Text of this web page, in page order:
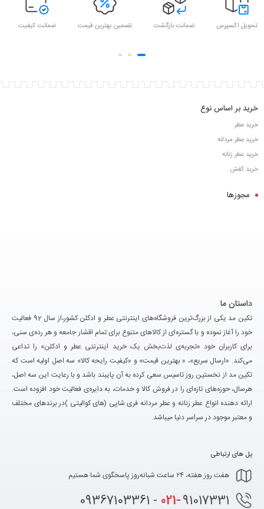
تحویل اکسپرس ضمانت بازگشت تضمین بهترین قیمت ضمانت کیفیت
خرید بر اساس نوع
خرید عطر
خرید عطر مردانه
خرید عطر زنانه
خرید کفش
مجوزها
داستان ما
تکین مد یکی از بزرگ‌ترین فروشگاه‌های اینترنتی عطر و ادکلن کشور،از سال 92 فعالیت
خود را آغاز نموده و با گستره‌ای از کالاهای متنوع برای تمام اقشار جامعه و هر رده‌ی سنی،
برای کاربران خود «تجربه‌ی لذت‌بخش یک خرید اینترنتی عطر و ادکلن» را تداعی
می‌کند. «ارسال سریع»، « بهترین قیمت» و «کیفیت رایحه کالا» سه اصل اولیه است که
تکین مد از نخستین روز تاسیس سعی کرده به آن پایبند باشد و با رعایت این سه اصل،
هرسال، حوزه‌های تازه‌ای را در فروش کالا و خدمات، به دایره‌ی فعالیت خود افزوده است.
ارائه دهنده انواع عطر زنانه و عطر مردانه فری شاپی (های کوالیتی )در برندهای مختلف
و معتبر موجود در سراسر دنیا میباشد.
پل های ارتباطی
هفت روز هفته، ۲۴ ساعت شبانه‌روز پاسخگوی شما هستیم
021-91017331 - 09367103361